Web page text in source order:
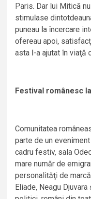
Paris. Dar lui Mitică
stimulase
puneau la încercare
ofereau apoi,
asta l-a ajutat în viaţă
Festival românesc
Comunitatea
parte de un
cadru festiv, sala
mare număr de
personalităţi de
Eliade, Neagu